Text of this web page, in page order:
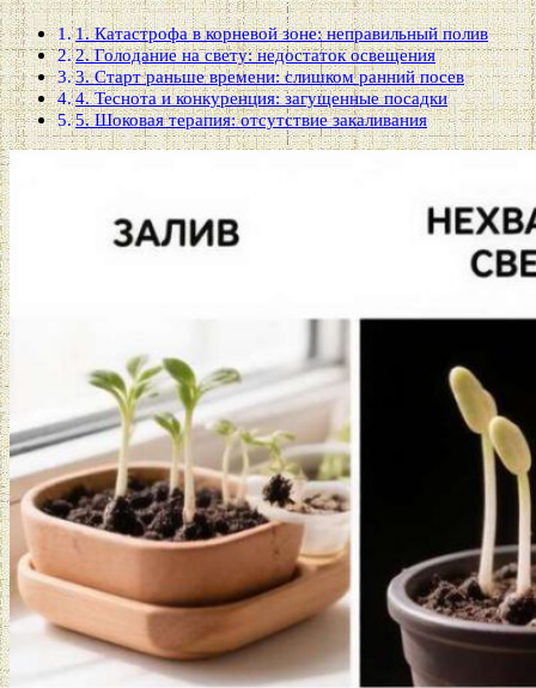
1. Катастрофа в корневой зоне: неправильный полив
2. Голодание на свету: недостаток освещения
3. Старт раньше времени: слишком ранний посев
4. Теснота и конкуренция: загущенные посадки
5. Шоковая терапия: отсутствие закаливания